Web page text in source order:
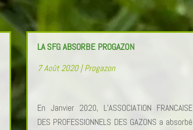
LA SFG ABSORBE PROGAZON
7 Août 2020|Progazon
En Janvier 2020, L’ASSOCIATION FRANCAISE
DES PROFESSIONNELS DES GAZONS a absorbé